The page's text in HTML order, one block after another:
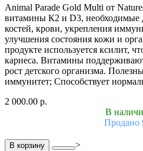
Animal Parade Gold Multi от
витамины К2 и D3, необходимые
костей, крови, укрепления
улучшения состояния кожи и
продукте используется ксилит,
кариеса. Витамины
рост детского организма.
иммунитет; Способствует
2 000.00 р.
В
Продано
В корзину >